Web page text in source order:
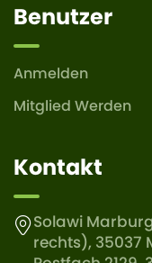
Benutzer
Anmelden
Mitglied Werden
Kontakt
Solawi
rechts), 35037